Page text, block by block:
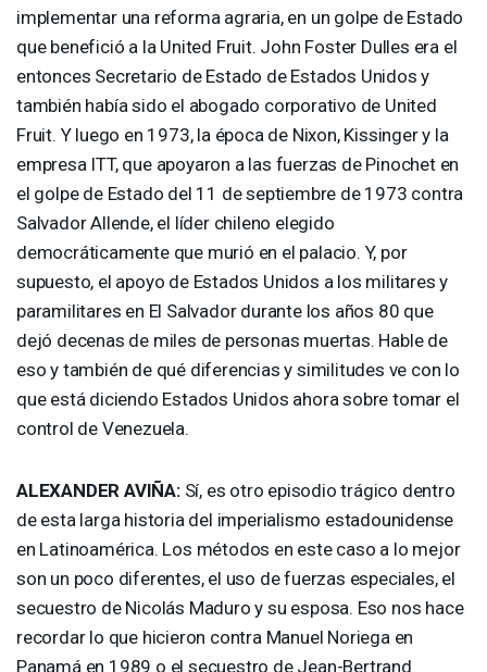
implementar una reforma agraria, en un golpe de Estado
que benefició a la United Fruit. John Foster Dulles era el
entonces Secretario de Estado de Estados Unidos y
también había sido el abogado corporativo de United
Fruit. Y luego en 1973, la época de Nixon, Kissinger y la
empresa ITT, que apoyaron a las fuerzas de Pinochet en
el golpe de Estado del 11 de septiembre de 1973 contra
Salvador Allende, el líder chileno elegido
democráticamente que murió en el palacio. Y, por
supuesto, el apoyo de Estados Unidos a los militares y
paramilitares en El Salvador durante los años 80 que
dejó decenas de miles de personas muertas. Hable de
eso y también de qué diferencias y similitudes ve con lo
que está diciendo Estados Unidos ahora sobre tomar el
control de Venezuela.
ALEXANDER AVIÑA:Sí, es otro episodio trágico dentro
de esta larga historia del imperialismo estadounidense
en Latinoamérica. Los métodos en este caso a lo mejor
son un poco diferentes, el uso de fuerzas especiales, el
secuestro de Nicolás Maduro y su esposa. Eso nos hace
recordar lo que hicieron contra Manuel Noriega en
Panamá en 1989 o el secuestro de Jean-Bertrand